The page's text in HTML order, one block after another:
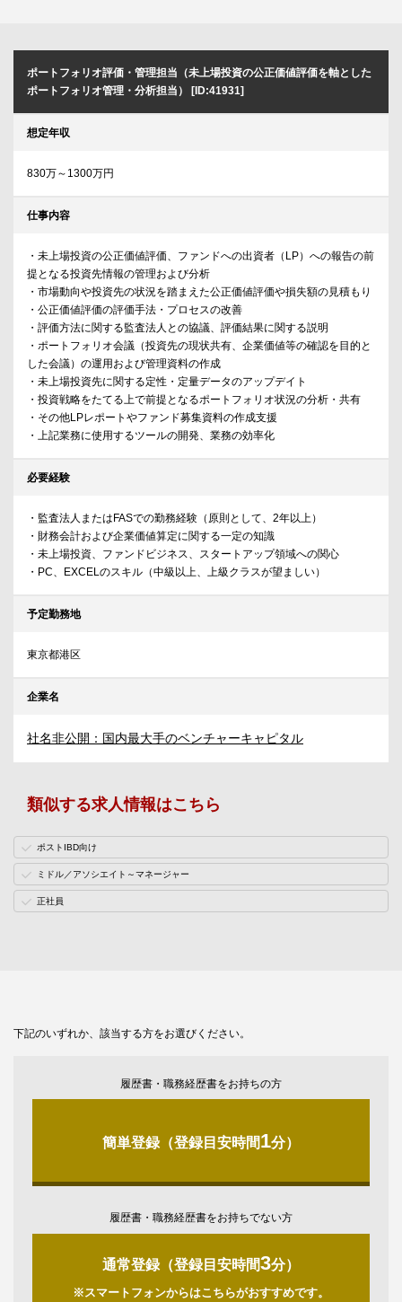
ポートフォリオ評価・管理担当（未上場投資の公正価値評価を軸とした
ポートフォリオ管理・分析担当） [ID:41931]
想定年収
830万～1300万円
仕事内容
・未上場投資の公正価値評価、ファンドへの出資者（LP）への報告の前
提となる投資先情報の管理および分析
・市場動向や投資先の状況を踏まえた公正価値評価や損失額の見積もり
・公正価値評価の評価手法・プロセスの改善
・評価方法に関する監査法人との協議、評価結果に関する説明
・ポートフォリオ会議（投資先の現状共有、企業価値等の確認を目的と
した会議）の運用および管理資料の作成
・未上場投資先に関する定性・定量データのアップデイト
・投資戦略をたてる上で前提となるポートフォリオ状況の分析・共有
・その他LPレポートやファンド募集資料の作成支援
・上記業務に使用するツールの開発、業務の効率化
必要経験
・監査法人またはFASでの勤務経験（原則として、2年以上）
・財務会計および企業価値算定に関する一定の知識
・未上場投資、ファンドビジネス、スタートアップ領域への関心
・PC、EXCELのスキル（中級以上、上級クラスが望ましい）
予定勤務地
東京都港区
企業名
社名非公開：国内最大手のベンチャーキャピタル
類似する求人情報はこちら
ポストIBD向け
ミドル／アソシエイト～マネージャー
正社員
下記のいずれか、該当する方をお選びください。
履歴書・職務経歴書をお持ちの方
簡単登録（登録目安時間1分）
履歴書・職務経歴書をお持ちでない方
通常登録（登録目安時間3分）
※スマートフォンからはこちらがおすすめです。